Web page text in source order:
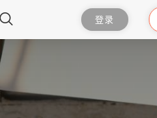
登录